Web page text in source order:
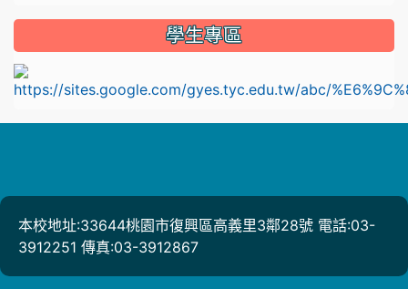
學生專區
本校地址:33644桃園市復興區高義里3鄰28號 電話:03-
3912251 傳真:03-3912867